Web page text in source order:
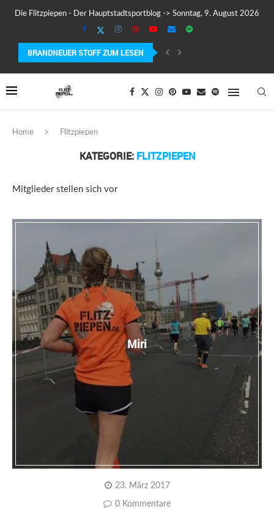
Die Flitzpiepen - Der Hauptstadtsportblog -> Sonntag, 9. August 2026
BRANDNEUER STOFF ZUM LESEN
MEIN ERSTER MARATHON: 42,195 KILOMETER PURE VERRÜCKTHEIT,
Home Flitzpiepen
KATEGORIE: FLITZPIEPEN
Mitglieder stellen sich vor
Miri
23. März 2017
0 Kommentare